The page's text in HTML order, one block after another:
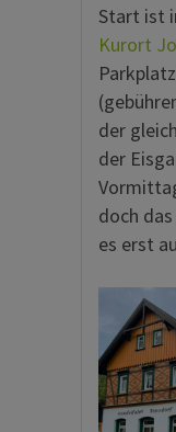
Start ist
Kurort
der
der
doch
es erst